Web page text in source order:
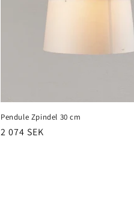
Pendule Zpindel 30 cm
Prix
2 074 SEK